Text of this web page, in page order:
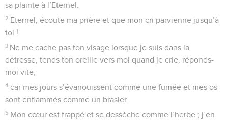
sa plainte à l’Eternel.
2 Eternel, écoute ma prière et que mon cri parvienne jusqu’à
toi !
3 Ne me cache pas ton visage lorsque je suis dans la
détresse, tends ton oreille vers moi quand je crie, réponds-
moi vite,
4 car mes jours s’évanouissent comme une fumée et mes os
sont enflammés comme un brasier.
5 Mon cœur est frappé et se dessèche comme l’herbe ; j’en